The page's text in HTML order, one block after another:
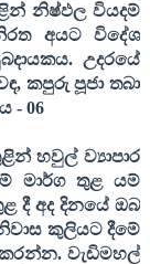
නිෂ්ඵල වියදම්
අයට විදේශ
උදරයේ
, කපුරු පූජා තබා
-06
හවුල් ව්‍යාපාර
මාර්ග තුළ යම්
දී අද දිනයේ ඔබ
කුලියට දීමේ
කරන්න. වැඩිමහල්